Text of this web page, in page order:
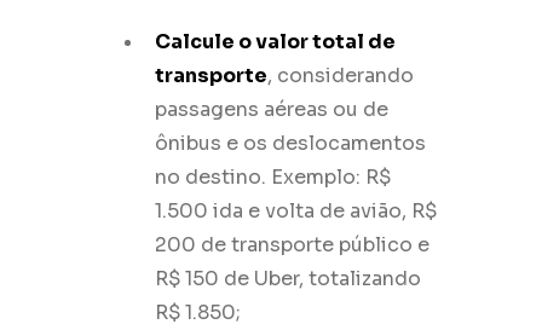
Calcule o valor total de
transporte, considerando
passagens aéreas ou de
ônibus e os deslocamentos
no destino. Exemplo: R$
1.500 ida e volta de avião, R$
200 de transporte público e
R$ 150 de Uber, totalizando
R$ 1.850;